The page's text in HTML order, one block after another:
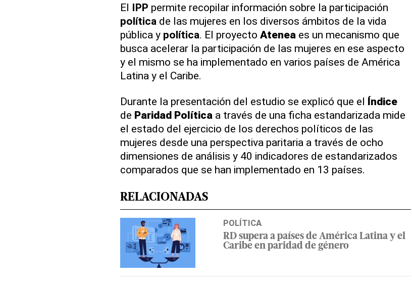
El IPP permite recopilar información sobre la participación
política de las mujeres en los diversos ámbitos de la vida
pública y política. El proyecto Atenea es un mecanismo que
busca acelerar la participación de las mujeres en ese aspecto
y el mismo se ha implementado en varios países de América
Latina y el Caribe.
Durante la presentación del estudio se explicó que el Índice
de Paridad Política a través de una ficha estandarizada mide
el estado del ejercicio de los derechos políticos de las
mujeres desde una perspectiva paritaria a través de ocho
dimensiones de análisis y 40 indicadores de estandarizados
comparados que se han implementado en 13 países.
RELACIONADAS
POLÍTICA
RD supera a países de América Latina y el
Caribe en paridad de género